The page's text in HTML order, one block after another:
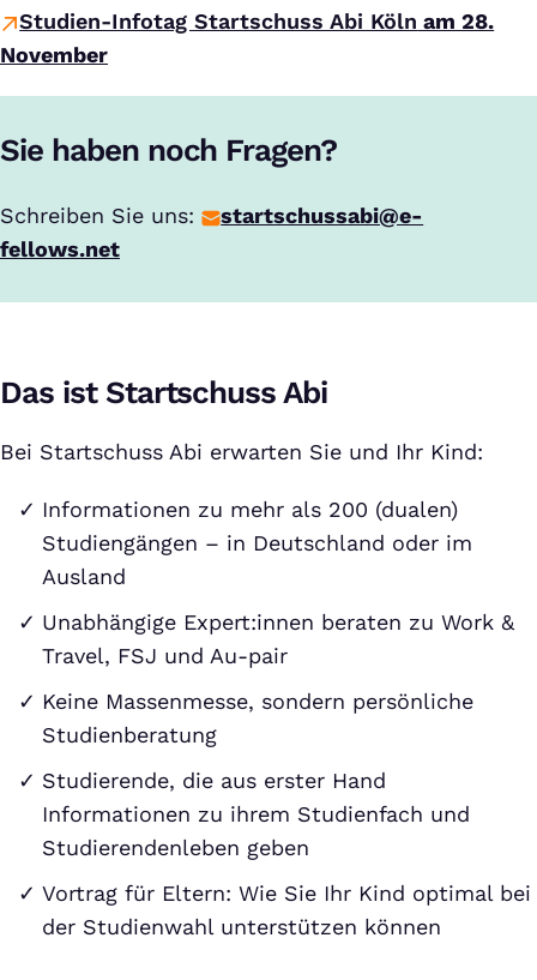
Studien-Infotag Startschuss Abi Köln am 28.
November
Sie haben noch Fragen?
Schreiben Sie uns:
startschussabi@e-
fellows.net
Das ist Startschuss Abi
Bei Startschuss Abi erwarten Sie und Ihr Kind:
Informationen zu mehr als 200 (dualen)
Studiengängen – in Deutschland oder im
Ausland
Unabhängige Expert:innen beraten zu Work &
Travel, FSJ und Au-pair
Keine Massenmesse, sondern persönliche
Studienberatung
Studierende, die aus erster Hand
Informationen zu ihrem Studienfach und
Studierendenleben geben
Vortrag für Eltern: Wie Sie Ihr Kind optimal bei
der Studienwahl unterstützen können